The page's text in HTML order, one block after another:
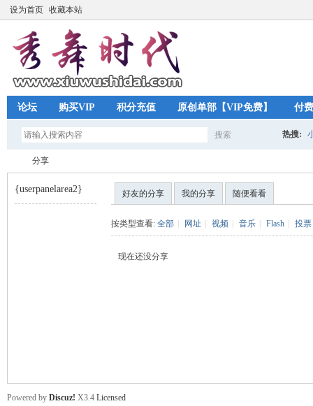
设为首页 收藏本站
论坛 购买VIP 积分充值 原创单部【VIP免费】 付
搜索 热搜:
分享
{userpanelarea2} 好友的分享 我的分享 随便看看
按类型查看: 全部 网址 视频 音乐 Flash 投票
现在还没分享
Powered by Discuz! X3.4 Licensed